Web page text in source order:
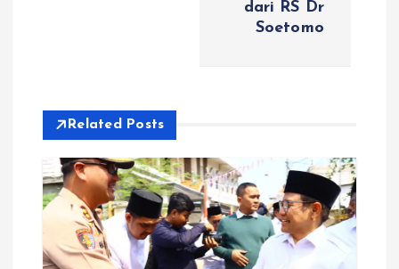
p
o
s
dari RS Dr
Soetomo
Related Posts